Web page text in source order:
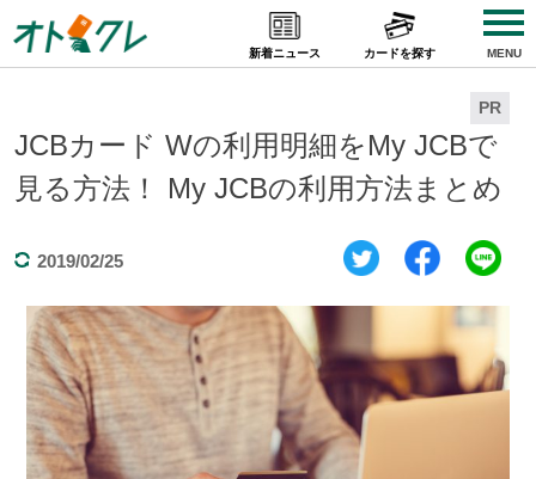
to
content
新着ニュース カードを探す MENU
PR
JCBカード Wの利用明細をMy JCBで
見る方法！ My JCBの利用方法まとめ
2019/02/25